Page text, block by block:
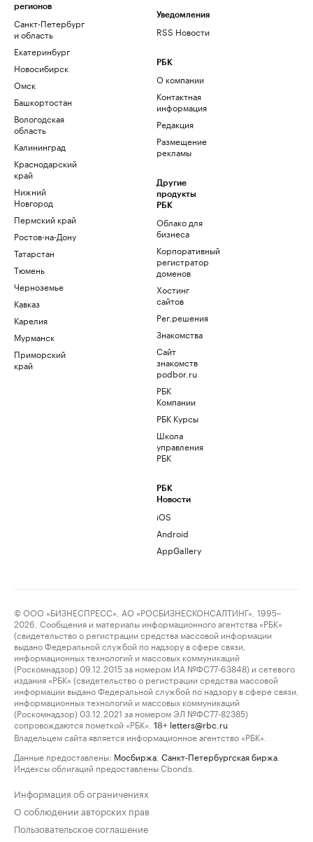
регионов
Санкт-Петербург
и область
Екатеринбург
Новосибирск
Омск
Башкортостан
Вологодская
область
Калининград
Краснодарский
край
Нижний
Новгород
Пермский край
Ростов-на-Дону
Татарстан
Тюмень
Черноземье
Кавказ
Карелия
Мурманск
Приморский
край
Уведомления
RSS Новости
РБК
О компании
Контактная
информация
Редакция
Размещение
рекламы
Другие
продукты
РБК
Облако для
бизнеса
Корпоративный
регистратор
доменов
Хостинг
сайтов
Рег.решения
Знакомства
Сайт
знакомств
podbor.ru
РБК
Компании
РБК Курсы
Школа
управления
РБК
РБК
Новости
iOS
Android
AppGallery
© ООО «БИЗНЕСПРЕСС», АО «РОСБИЗНЕСКОНСАЛТИНГ», 1995–
2026. Сообщения и материалы информационного агентства «РБК»
(свидетельство о регистрации средства массовой информации
выдано Федеральной службой по надзору в сфере связи,
информационных технологий и массовых коммуникаций
(Роскомнадзор) 09.12.2015 за номером ИА №ФС77-63848) и сетевого
издания «РБК» (свидетельство о регистрации средства массовой
информации выдано Федеральной службой по надзору в сфере связи,
информационных технологий и массовых коммуникаций
(Роскомнадзор) 03.12.2021 за номером ЭЛ №ФС77-82385)
сопровождаются пометкой «РБК».
18+ letters@rbc.ru
Владельцем сайта является информационное агентство «РБК».
Данные предоставлены: Мосбиржа Санкт-Петербургская биржа
Индексы облигаций предоставлены Cbonds.
Информация об ограничениях
О соблюдении авторских прав
Пользовательское соглашение